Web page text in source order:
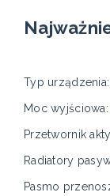
Typ
Moc
Przetwornik
Radiatory
Pasmo